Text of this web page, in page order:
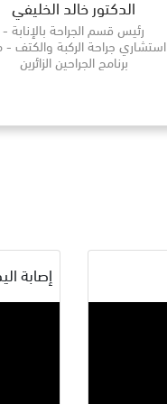
الدكتور خالد الخليفي
رئيس قسم الجراحة بالإنابة -
استشاري جراحة الركبة والكتف -
برنامج الجراحين الزائرين
إصابة